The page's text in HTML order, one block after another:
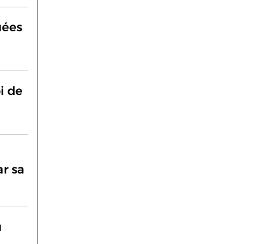
de
sa